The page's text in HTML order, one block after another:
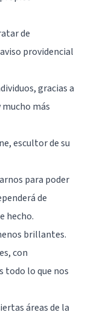
de
providencial
gracias a
más
escultor de su
para poder
de
hecho.
brillantes.
con
todo lo que nos
áreas de la